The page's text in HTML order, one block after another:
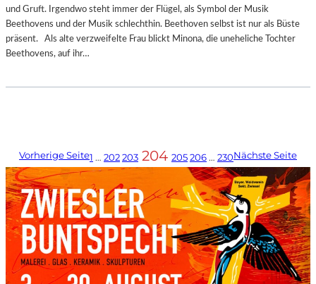
und Gruft. Irgendwo steht immer der Flügel, als Symbol der Musik
Beethovens und der Musik schlechthin. Beethoven selbst ist nur als Büste
präsent. Als alte verzweifelte Frau blickt Minona, die uneheliche Tochter
Beethovens, auf ihr…
Vorherige Seite1 … 202203 204 205206 … 230Nächste Seite